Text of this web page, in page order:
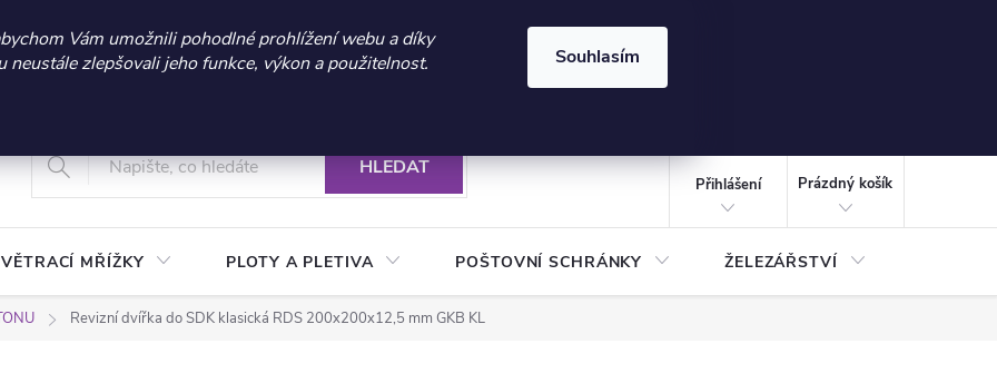
sleva 300 Kč při nákupu nad 3.000 Kč | Platnost do 21.9.2026 ⏰ | Kód: LÉTO2026
Vám umožnili pohodlné prohlížení webu a díky
neustále zlepšovali jeho funkce, výkon a použitelnost.
Souhlasím
+420 604 269 200
Vrácení a reklamace zboží Podmínky ochrany osobních údajů
HLEDAT
Přihlášení
KOŠÍK
Prázdný košík
VĚTRACÍ MŘÍŽKY PLOTY A PLETIVA POŠTOVNÍ SCHRÁNKY ŽELEZÁŘSTVÍ
Revizní dvířka do SDK klasická RDS 200x200x12,5 mm GKB KL